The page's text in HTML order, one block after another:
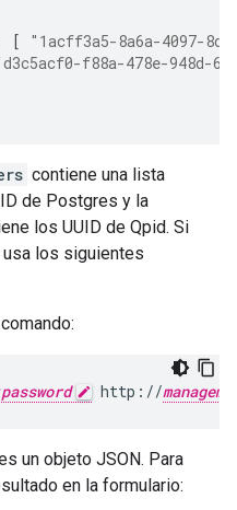
[
"1acff3a5-8a6a-4097-
f88a-478e-948d-
contiene una lista
de Postgres y la
los UUID de Qpid. Si
los siguientes
http://
un objeto JSON. Para
en la formulario: